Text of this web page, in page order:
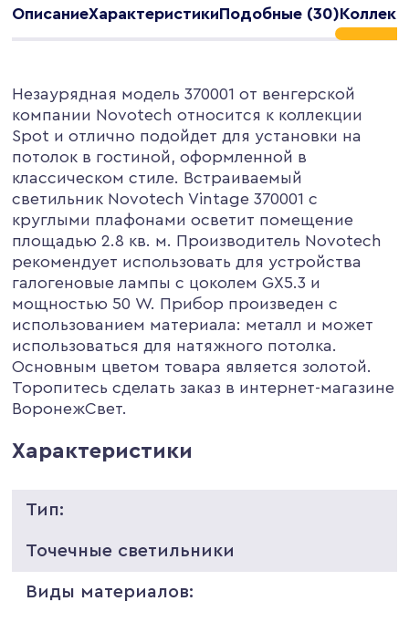
ОписаниеХарактеристикиПодобные (30)
Незаурядная модель 370001 от венгерской
компании Novotech относится к коллекции
Spot и отлично подойдет для установки на
потолок в гостиной, оформленной в
классическом стиле. Встраиваемый
светильник Novotech Vintage 370001 с
круглыми плафонами осветит помещение
площадью 2.8 кв. м. Производитель Novotech
рекомендует использовать для устройства
галогеновые лампы с цоколем GX5.3 и
мощностью 50 W. Прибор произведен с
использованием материала: металл и может
использоваться для натяжного потолка.
Основным цветом товара является золотой.
Торопитесь сделать заказ в интернет-магазине
ВоронежСвет.
Характеристики
Тип:
Точечные светильники
Виды материалов: